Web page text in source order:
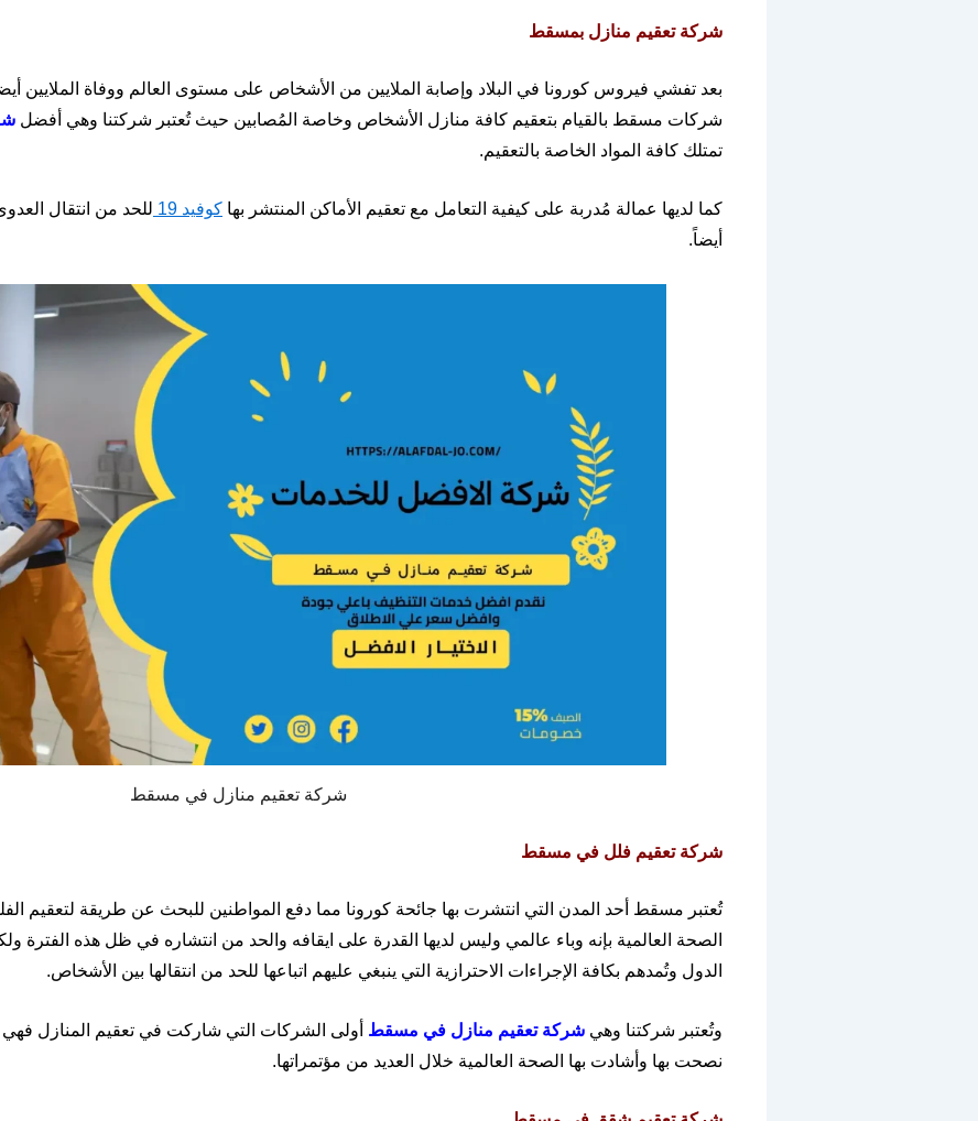
شركة تعقيم منازل بمسقط
بعد تفشي فيروس كورونا في البلاد وإصابة الملايين من الأشخاص على مستوى العالم ووفاة الملايين
شركات مسقط بالقيام بتعقيم كافة منازل الأشخاص وخاصة المُصابين حيث تُعتبر شركتنا وهي أفضل
تمتلك كافة المواد الخاصة بالتعقيم.
كما لديها عمالة مُدربة على كيفية التعامل مع تعقيم الأماكن المنتشر بها كوفيد
للحد من انتقال
أيضاً.
شركة تعقيم منازل في مسقط
شركة تعقيم فلل في مسقط
تُعتبر مسقط أحد المدن التي انتشرت بها جائحة كورونا مما دفع المواطنين للبحث عن طريقة لتعقيم
الصحة العالمية بإنه وباء عالمي وليس لديها القدرة على ايقافه والحد من انتشاره في ظل هذه الفترة
الدول وتُمدهم بكافة الإجراءات الاحترازية التي ينبغي عليهم اتباعها للحد من انتقالها بين الأشخاص.
وتُعتبر شركتنا وهي شركة تعقيم منازل في مسقط أولى الشركات التي شاركت في تعقيم المنازل فهي
نصحت بها وأشادت بها الصحة العالمية خلال العديد من مؤتمراتها.